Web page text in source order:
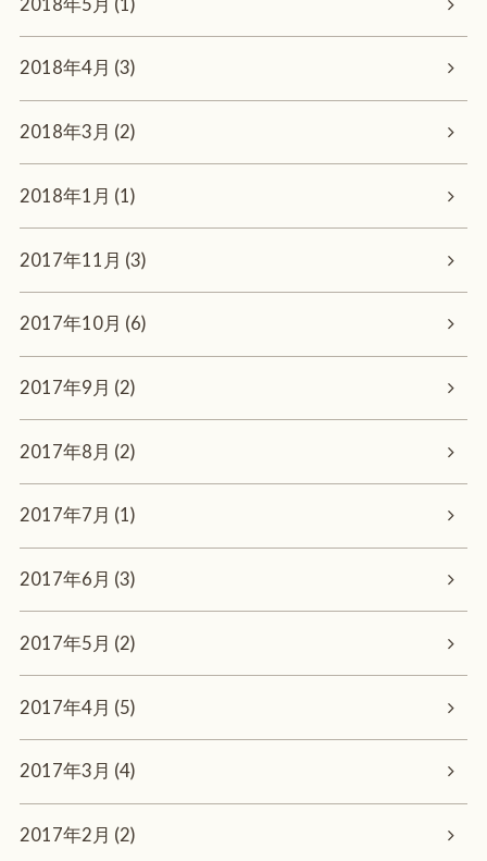
2018年4月 (3)
2018年3月 (2)
2018年1月 (1)
2017年11月 (3)
2017年10月 (6)
2017年9月 (2)
2017年8月 (2)
2017年7月 (1)
2017年6月 (3)
2017年5月 (2)
2017年4月 (5)
2017年3月 (4)
2017年2月 (2)